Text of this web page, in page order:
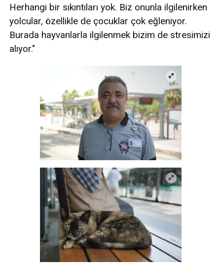
Herhangi bir sıkıntıları yok. Biz onunla ilgilenirken
yolcular, özellikle de çocuklar çok eğleniyor.
Burada hayvanlarla ilgilenmek bizim de stresimizi
alıyor."